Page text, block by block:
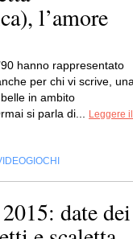
l’amore
hanno rappresentato
per chi vi scrive,
in ambito
si parla di...
Leggere il
date dei